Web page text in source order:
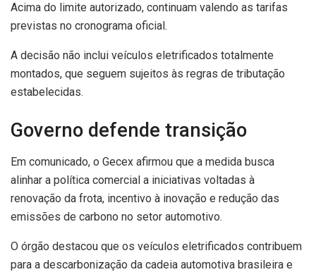
Acima do limite autorizado, continuam valendo as tarifas
previstas no cronograma oficial.
A decisão não inclui veículos eletrificados totalmente
montados, que seguem sujeitos às regras de tributação
estabelecidas.
Governo defende transição
Em comunicado, o Gecex afirmou que a medida busca
alinhar a política comercial a iniciativas voltadas à
renovação da frota, incentivo à inovação e redução das
emissões de carbono no setor automotivo.
O órgão destacou que os veículos eletrificados contribuem
para a descarbonização da cadeia automotiva brasileira e